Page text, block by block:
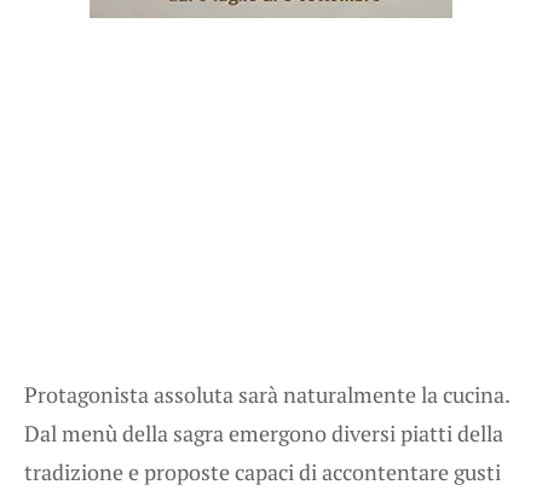
Protagonista assoluta sarà naturalmente la cucina.
Dal menù della sagra emergono diversi piatti della
tradizione e proposte capaci di accontentare gusti